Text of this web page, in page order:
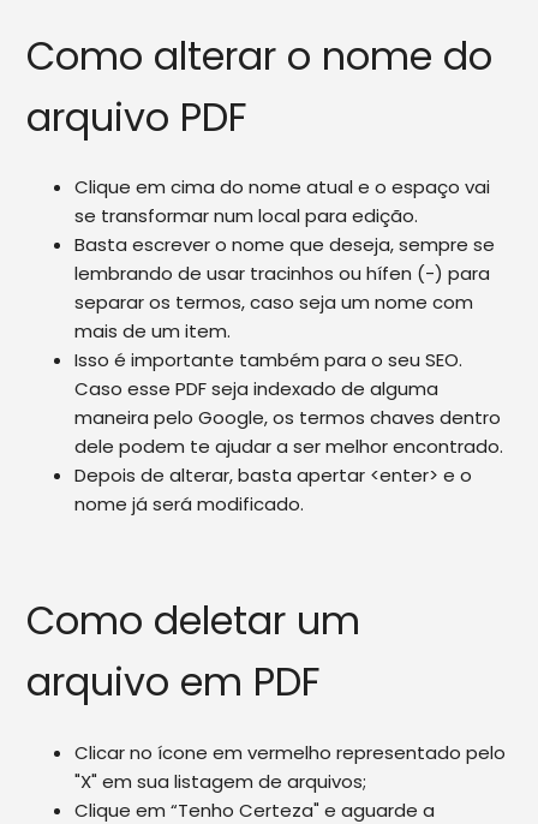
Como alterar o nome do
arquivo PDF
Clique em cima do nome atual e o espaço vai
se transformar num local para edição.
Basta escrever o nome que deseja, sempre se
lembrando de usar tracinhos ou hífen (-) para
separar os termos, caso seja um nome com
mais de um item.
Isso é importante também para o seu SEO.
Caso esse PDF seja indexado de alguma
maneira pelo Google, os termos chaves dentro
dele podem te ajudar a ser melhor encontrado.
Depois de alterar, basta apertar <enter> e o
nome já será modificado.
Como deletar um
arquivo em PDF
Clicar no ícone em vermelho representado pelo
"X" em sua listagem de arquivos;
Clique em “Tenho Certeza" e aguarde a